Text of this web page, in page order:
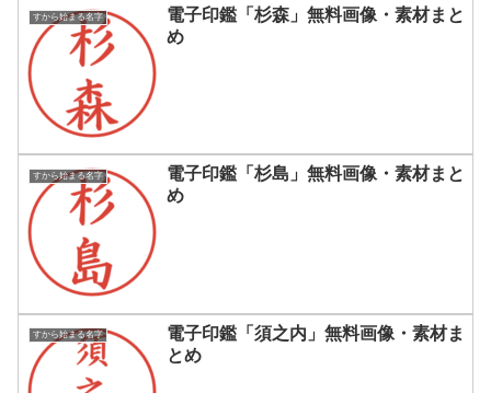
すから始まる名字
電子印鑑「杉森」無料画像・素材まと
め
すから始まる名字
電子印鑑「杉島」無料画像・素材まと
め
すから始まる名字
電子印鑑「須之内」無料画像・素材ま
とめ